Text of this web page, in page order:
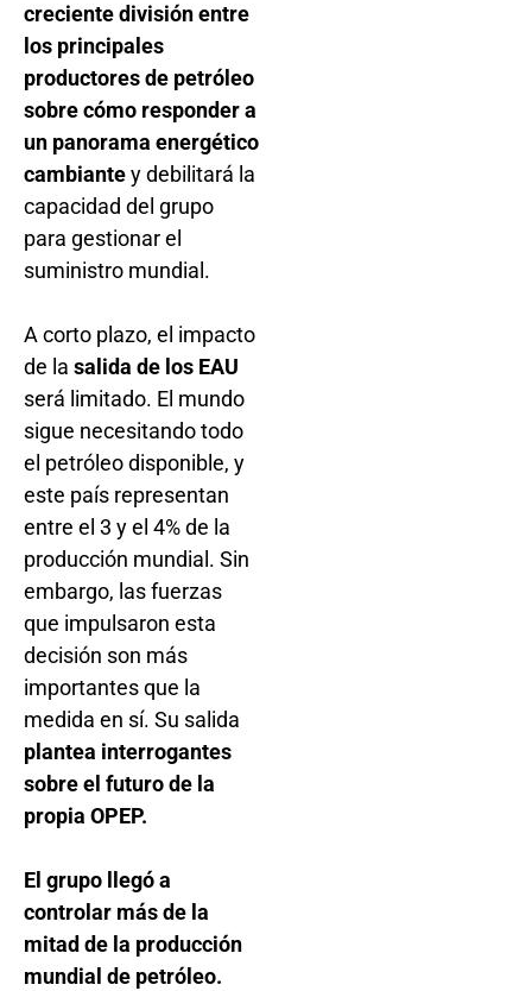
creciente división entre
los principales
productores de petróleo
sobre cómo responder a
un panorama energético
cambiantey debilitará la
capacidad del grupo
para gestionar el
suministro mundial.
A corto plazo, el impacto
de la salida de los EAU
será limitado. El mundo
sigue necesitando todo
el petróleo disponible, y
este país representan
entre el 3 y el 4% de la
producción mundial. Sin
embargo, las fuerzas
que impulsaron esta
decisión son más
importantes que la
medida en sí. Su salida
plantea interrogantes
sobre el futuro de la
propia OPEP.
El grupo llegó a
controlar más de la
mitad de la producción
mundial de petróleo.